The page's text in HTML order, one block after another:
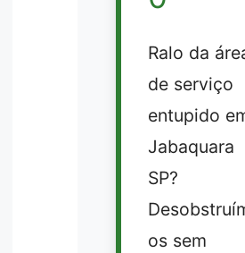
Ralo da
de serviço
entupido
Jabaquara
SP?
os sem